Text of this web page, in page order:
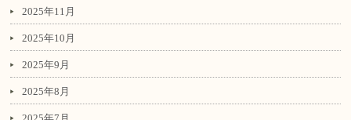
2025年11月
2025年10月
2025年9月
2025年8月